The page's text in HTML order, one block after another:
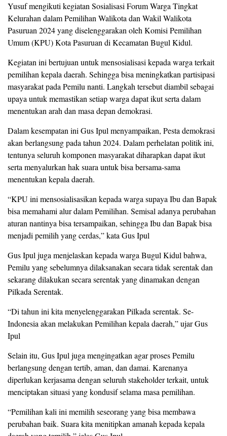
Yusuf mengikuti kegiatan Sosialisasi Forum Warga Tingkat
Kelurahan dalam Pemilihan Walikota dan Wakil Walikota
Pasuruan 2024 yang diselenggarakan oleh Komisi Pemilihan
Umum (KPU) Kota Pasuruan di Kecamatan Bugul Kidul.
Kegiatan ini bertujuan untuk mensosialisasi kepada warga terkait
pemilihan kepala daerah. Sehingga bisa meningkatkan partisipasi
masyarakat pada Pemilu nanti. Langkah tersebut diambil sebagai
upaya untuk memastikan setiap warga dapat ikut serta dalam
menentukan arah dan masa depan demokrasi.
Dalam kesempatan ini Gus Ipul menyampaikan, Pesta demokrasi
akan berlangsung pada tahun 2024. Dalam perhelatan politik ini,
tentunya seluruh komponen masyarakat diharapkan dapat ikut
serta menyalurkan hak suara untuk bisa bersama-sama
menentukan kepala daerah.
“KPU ini mensosialisasikan kepada warga supaya Ibu dan Bapak
bisa memahami alur dalam Pemilihan. Semisal adanya perubahan
aturan nantinya bisa tersampaikan, sehingga Ibu dan Bapak bisa
menjadi pemilih yang cerdas,” kata Gus Ipul
Gus Ipul juga menjelaskan kepada warga Bugul Kidul bahwa,
Pemilu yang sebelumnya dilaksanakan secara tidak serentak dan
sekarang dilakukan secara serentak yang dinamakan dengan
Pilkada Serentak.
“Di tahun ini kita menyelenggarakan Pilkada serentak. Se-
Indonesia akan melakukan Pemilihan kepala daerah,” ujar Gus
Ipul
Selain itu, Gus Ipul juga mengingatkan agar proses Pemilu
berlangsung dengan tertib, aman, dan damai. Karenanya
diperlukan kerjasama dengan seluruh stakeholder terkait, untuk
menciptakan situasi yang kondusif selama masa pemilihan.
“Pemilihan kali ini memilih seseorang yang bisa membawa
perubahan baik. Suara kita menitipkan amanah kepada kepala